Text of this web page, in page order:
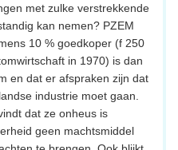
met zulke verstrekkende
kan nemen? PZEM
10 % goedkoper (f 250
in 1970) is dan
en dat er afspraken zijn dat
industrie moet gaan.
dat ze onheus is
geen machtsmiddel